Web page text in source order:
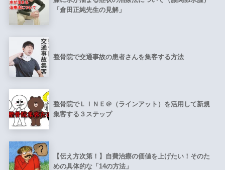
「倉田正純先生の見解」
整骨院で交通事故の患者さんを集客する方法
整骨院でＬＩＮＥ＠（ラインアット）を活用して新規
集客する３ステップ
【伝え方次第！】自費治療の価値を上げたい！そのた
めの具体的な「14の方法」